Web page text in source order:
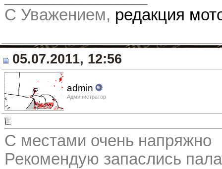
С Уважением, редакция
05.07.2011, 12:56
admin
Администратор
С местами очень напряжно
Рекомендую запаслись